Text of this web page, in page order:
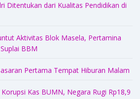
Ditentukan dari Kualitas Pendidikan di
Aktivitas Blok Masela, Pertamina
BBM
Pertama Tempat Hiburan Malam
Kas BUMN, Negara Rugi Rp18,9